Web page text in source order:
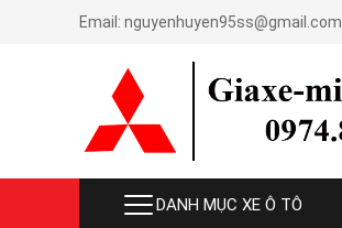
Email: nguyenhuyen95ss@gmail.com
DANH MỤC XE Ô TÔ